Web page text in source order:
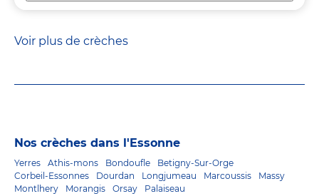
Voir plus de crèches
Nos crèches dans l'Essonne
Yerres Athis-mons Bondoufle
Betigny-Sur-Orge
Corbeil-Essonnes
Dourdan Longjumeau Marcoussis
Massy
Montlhery
Morangis Orsay
Palaiseau